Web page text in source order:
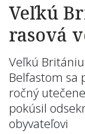
Veľkú
rasová
Veľkú
Belfastom sa
ročný
pokúsil
obyvateľovi